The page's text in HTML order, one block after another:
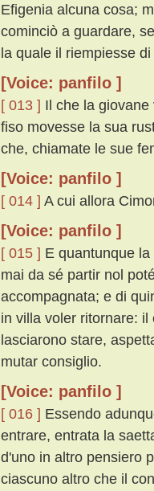
Efigenia alcuna cosa;
cominciò a guardare,
la quale il riempiesse
[Voice: panfilo ]
[ 013 ] Il che la
fiso movesse la sua
che, chiamate le sue
[Voice: panfilo ]
[ 014 ] A cui allora
[Voice: panfilo ]
[ 015 ] E quantunque
mai da sé partir nol
accompagnata; e di
in villa voler ritornare:
lasciarono stare,
mutar consiglio.
[Voice: panfilo ]
[ 016 ] Essendo
entrare, entrata la
d'uno in altro pensiero
ciascuno altro che il